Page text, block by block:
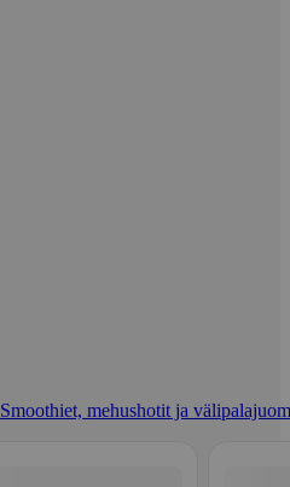
Smoothiet, mehushotit ja